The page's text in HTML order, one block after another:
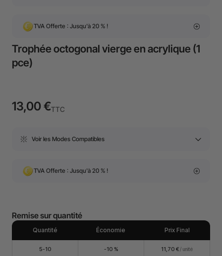
TVA Offerte : Jusqu'à 20 % !
Trophée octogonal vierge en acrylique (1
pce)
13,00 €TTC
Voir les Modes Compatibles
TVA Offerte : Jusqu'à 20 % !
Remise sur quantité
Quantité Économie Prix Final
5-10 -10 % 11,70 € / unité